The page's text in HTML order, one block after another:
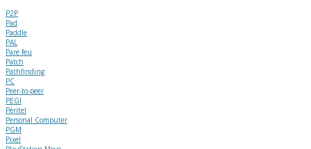
P2P
Pad
Paddle
PAL
Pare feu
Patch
Pathfinding
PC
Peer-to-peer
PEGI
Péritel
Personal Computer
PGM
Pixel